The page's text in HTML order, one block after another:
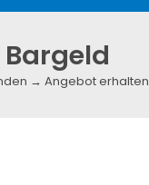
→ Angebot erhalten